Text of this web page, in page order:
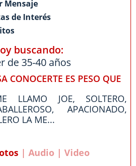
Mensaje
de Interés
buscando:
de 35-40 años
CONOCERTE ES PESO QUE
LLAMO JOE, SOLTERO,
APACIONADO,
LA ME...
| Audio | Video